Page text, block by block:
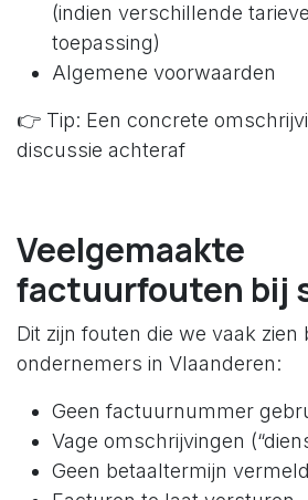
(indien verschillende
toepassing)
Algemene voorwaarden
👉 Tip: Een concrete
discussie achteraf
Veelgemaakte
factuurfouten bij
Dit zijn fouten die we vaak zien
ondernemers in Vlaanderen:
Geen factuurnummer
Vage omschrijvingen
Geen betaaltermijn